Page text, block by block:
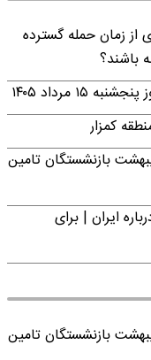
زمان حمله گسترده
باشند؟
مرداد ۱۴۰۵
کمزار
بازنشستگان تامین
ایران | برای
بازنشستگان تامین